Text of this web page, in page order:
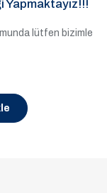
Yapmaktayız!!!
lütfen bizimle